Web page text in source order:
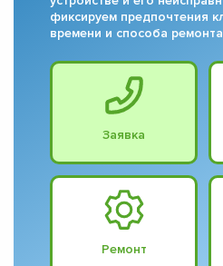
фиксируем предпочтения
времени и способа
Заявка
Ремонт